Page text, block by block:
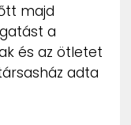
majd
a
és az ötletet
adta